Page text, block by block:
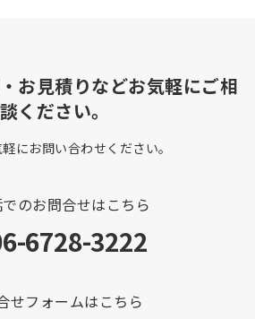
お見積りなどお気軽にご相
談ください。
にお問い合わせください。
のお問合せはこちら
6728-3222
せフォームはこちら